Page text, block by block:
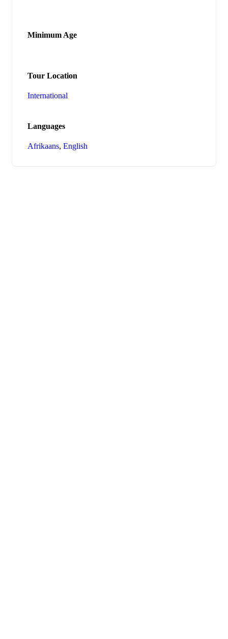
Minimum Age
Tour Location
International
Languages
Afrikaans, English